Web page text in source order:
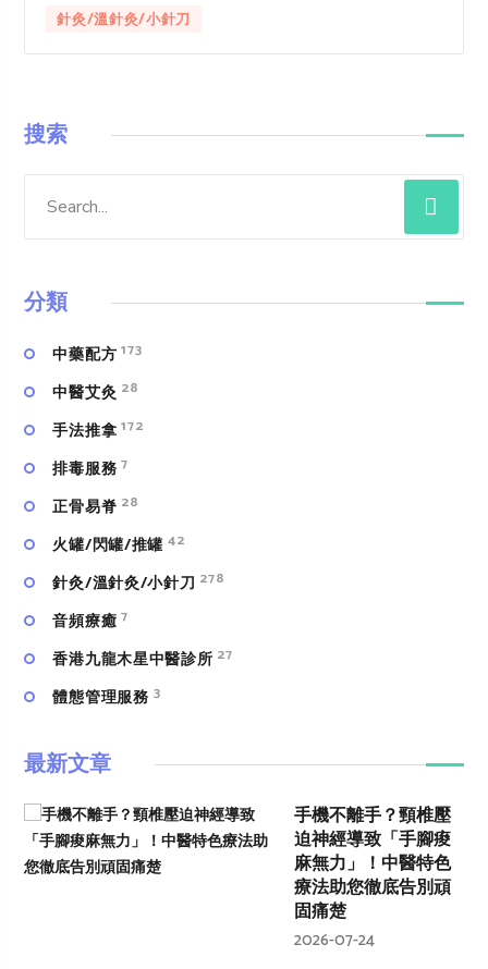
針灸/溫針灸/小針刀
搜索
分類
中藥配方 173
中醫艾灸 28
手法推拿 172
排毒服務 7
正骨易脊 28
火罐/閃罐/推罐 42
針灸/溫針灸/小針刀 278
⾳頻療癒 7
香港九龍木星中醫診所 27
體態管理服務 3
最新文章
手機不離手？頸椎壓
迫神經導致「手腳痠
麻無力」！中醫特色
療法助您徹底告別頑
固痛楚
2026-07-24